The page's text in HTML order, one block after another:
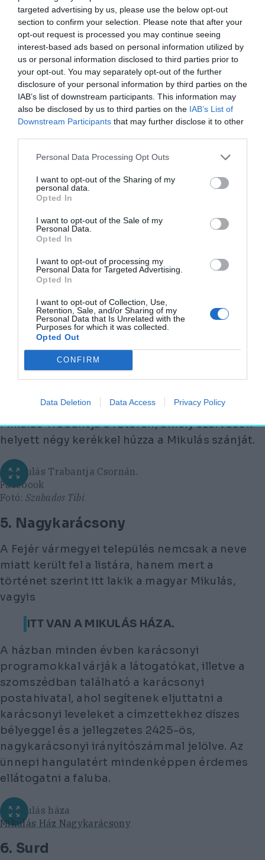
targeted advertising by us, please use the below opt-out
section to confirm your selection. Please note that after your
opt-out request is processed you may continue seeing
interest-based ads based on personal information utilized by
us or personal information disclosed to third parties prior to
your opt-out. You may separately opt-out of the further
disclosure of your personal information by third parties on the
IAB’s list of downstream participants. This information may
also be disclosed by us to third parties on the IAB’s List of
Downstream Participants that may further disclose it to other
Personal Data Processing Opt Outs
I want to opt-out of the Sharing of my
personal data.
Opted In
I want to opt-out of the Sale of my
Personal Data.
Opted In
I want to opt-out of processing my
Personal Data for Targeted Advertising.
Opted In
I want to opt-out of Collection, Use,
Retention, Sale, and/or Sharing of my
Personal Data that Is Unrelated with the
Purposes for which it was collected.
Opted Out
CONFIRM
Data Deletion Data Access Privacy Policy
Mézeskalácsból készített falvak,
mesevárosok egyébként több helyszínen is
vannak idén. Hasonló kiállításokat láthatunk
többek között Sződligeten, Siófokon,
Monoron, Zsámbékon, Mogyoródon és
Gyálon is.
3. Vörs
Kevesen tudják, de Somogy vármegyében
betleheme. A gipszből készült ember és állat
figurákból, valamint természetes anyagokból
összeállított kompozíciót a vörsi Szent
Márton-templomban lehet megtekinteni
január végéig.
A vörsi betlehem
4. Csorna
Csorna városa híres a rendhagyó
dekorációkról. Húsvétkor vagy karácsony
előtt egy helyi kreatív csapat és civilek
több éve az egyik népszerű látványosság a
Mikulás Trabantja a főtéren, amely szarvasok
helyett négy kerékkel húzza a Mikulás szánját.
A Mikulás Trabantja Csornán.
Facebook
Fotó: Szabados Tibi
5. Nagykarácsony
A Fejér vármegyei település nemcsak a neve
miatt került fel a listára, hanem mert a
történet szerint itt lakik a magyar Mikulás,
vagyis
ITT VAN A MIKULÁS HÁZA.
A házban minden évben karácsonyi
programokkal várják a látogatókat, illetve a
szomszédban található a karácsonyi
postahivatal, ahol segítenek eljuttatni a
karácsonyi leveleket a címzettekhez díszes
bélyeggel és a jellegzetes 2425-ös,
nagykarácsonyi irányítószámmal jelölve. Az
ünnepi hangulatért mindenképpen érdemes
ellátogatni a faluba.
A Mikulás háza
Mikulás Ház Nagykarácsony
6. Surd